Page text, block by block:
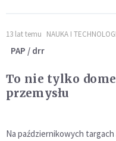
13 lat temu NAUKA I
PAP / drr
To nie tylko
przemysłu
Na październikowych